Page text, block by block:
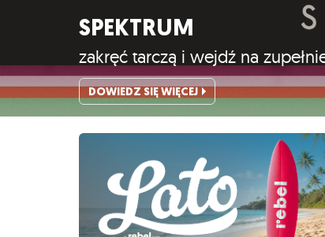
SPEKTRUM
zakręć tarczą i wejdź na
DOWIEDZ SIĘ WIĘCEJ